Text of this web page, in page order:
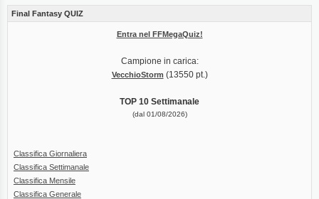
Final Fantasy QUIZ
Entra nel FFMegaQuiz!
Campione in carica:
VecchioStorm (13550 pt.)
TOP 10 Settimanale
(dal 01/08/2026)
Classifica Giornaliera
Classifica Settimanale
Classifica Mensile
Classifica Generale